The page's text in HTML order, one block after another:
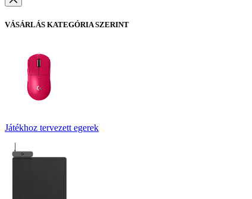
VÁSÁRLÁS KATEGÓRIA SZERINT
Játékhoz tervezett egerek